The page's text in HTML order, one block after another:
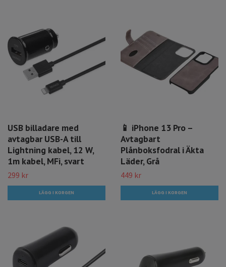
USB billadare med
avtagbar USB-A till
Lightning kabel, 12 W,
1m kabel, MFi, svart
299 kr
📱 iPhone 13 Pro –
Avtagbart
Plånboksfodral i Äkta
Läder, Grå
449 kr